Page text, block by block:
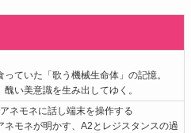
ていた「歌う機械生命体」の記憶。
い美意識を生み出してゆく。
ネモネに話し端末を操作する
ネモネが明かす、A2とレジスタンスの過